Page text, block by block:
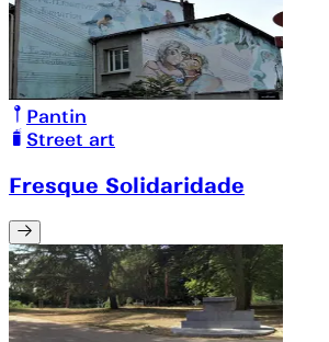
Pantin
Street art
Fresque Solidaridade